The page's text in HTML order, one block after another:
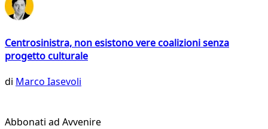
Centrosinistra, non esistono vere coalizioni senza
progetto culturale
di Marco Iasevoli
Abbonati ad Avvenire